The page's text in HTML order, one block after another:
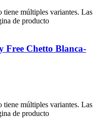
tiene múltiples variantes. Las
de producto
Free Chetto Blanca-
tiene múltiples variantes. Las
de producto